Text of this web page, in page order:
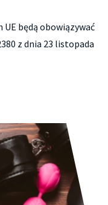
UE będą obowiązywać
z dnia 23 listopada